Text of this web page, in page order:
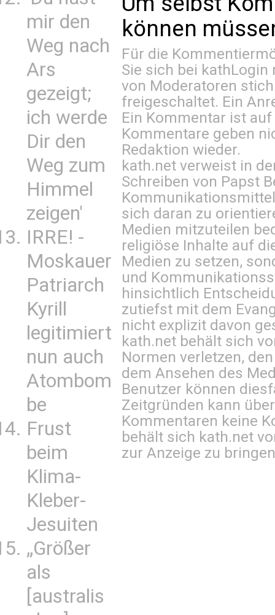
mir den
Weg nach
Ars
gezeigt;
ich werde
Dir den
Weg zum
Himmel
zeigen'
IRRE! -
Moskauer
Patriarch
Kyrill
legitimiert
nun auch
Atombom
be
Frust
beim
Klima-
Kleber-
Jesuiten
„Größer
als
[australis
können
Für die
Sie sich bei kathLogin
von Moderatoren
freigeschaltet. Ein
Ein Kommentar ist
Kommentare geben
Redaktion wieder.
kath.net verweist in
Schreiben von Papst
sich daran zu
Medien mitzuteilen
religiöse Inhalte auf
Medien zu setzen,
und
hinsichtlich
zutiefst mit dem
nicht explizit davon
kath.net behält sich
Normen verletzen,
dem Ansehen des
Benutzer können
Zeitgründen kann
Kommentaren keine
behält sich kath.net
zur Anzeige zu